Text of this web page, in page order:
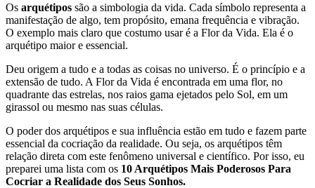
Os arquétipos são a simbologia da vida. Cada símbolo representa a
manifestação de algo, tem propósito, emana frequência e vibração.
O exemplo mais claro que costumo usar é a Flor da Vida. Ela é o
arquétipo maior e essencial.
Deu origem a tudo e a todas as coisas no universo. É o princípio e a
extensão de tudo. A Flor da Vida é encontrada em uma flor, no
quadrante das estrelas, nos raios gama ejetados pelo Sol, em um
girassol ou mesmo nas suas células.
O poder dos arquétipos e sua influência estão em tudo e fazem parte
essencial da cocriação da realidade. Ou seja, os arquétipos têm
relação direta com este fenômeno universal e científico. Por isso, eu
preparei uma lista com os 10 Arquétipos Mais Poderosos Para
Cocriar a Realidade dos Seus Sonhos.